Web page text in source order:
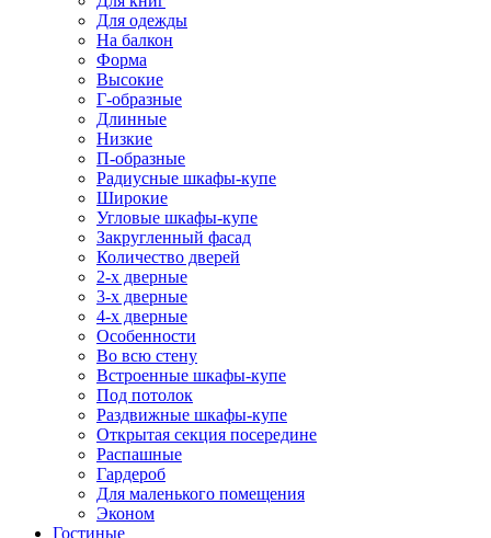
Для одежды
На балкон
Форма
Высокие
Г-образные
Длинные
Низкие
П-образные
Радиусные шкафы-купе
Широкие
Угловые шкафы-купе
Закругленный фасад
Количество дверей
2-х дверные
3-х дверные
4-х дверные
Особенности
Во всю стену
Встроенные шкафы-купе
Под потолок
Раздвижные шкафы-купе
Открытая секция посередине
Распашные
Гардероб
Для маленького помещения
Эконом
Гостиные